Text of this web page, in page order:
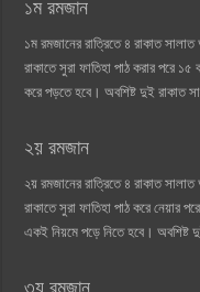
১ম রমজান
১ম রমজানের রাত্রিতে ৪ রাকাত
রাকাতে সুরা ফাতিহা পাঠ করার পরে
করে পড়তে হবে। অবশিষ্ট দুই রাকাত
২য় রমজান
২য় রমজানের রাত্রিতে ৪ রাকাত
রাকাতে সুরা ফাতিহা পাঠ করে নেয়ার
একই নিয়মে পড়ে নিতে হবে। অবশিষ্ট
৩য় রমজান